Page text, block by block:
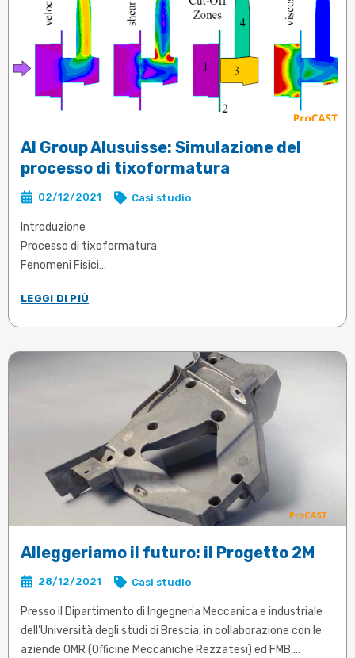
Al Group Alusuisse: Simulazione del
processo di tixoformatura
02/12/2021 Casi studio
Introduzione
Processo di tixoformatura
Fenomeni Fisici
Convalida
LEGGI DI PIÙ
Alleggeriamo il futuro: il Progetto 2M
28/12/2021 Casi studio
Presso il Dipartimento di Ingegneria Meccanica e industriale
dell’Università degli studi di Brescia, in collaborazione con le
aziende OMR (Officine Meccaniche Rezzatesi) ed FMB,